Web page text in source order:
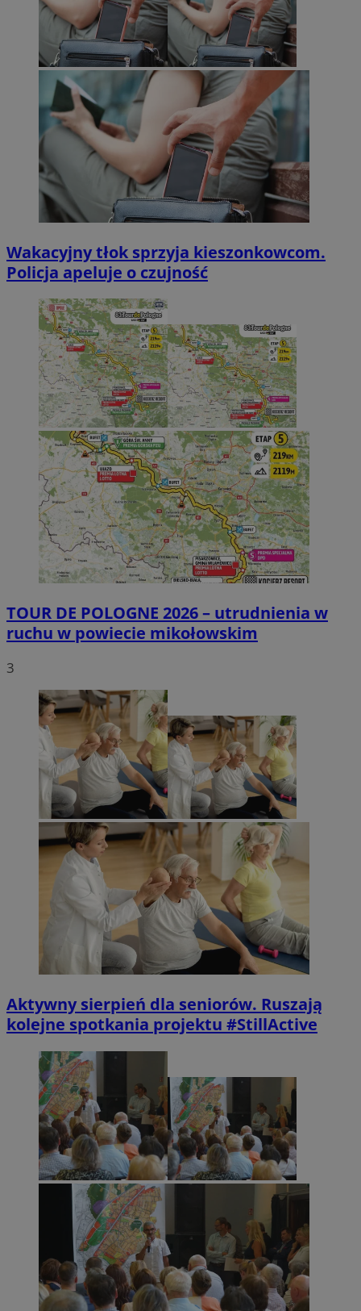
Wakacyjny tłok sprzyja kieszonkowcom.
Policja apeluje o czujność
TOUR DE POLOGNE 2026 – utrudnienia w
ruchu w powiecie mikołowskim
3
Aktywny sierpień dla seniorów. Ruszają
kolejne spotkania projektu #StillActive